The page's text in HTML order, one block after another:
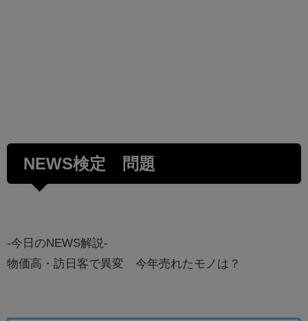
NEWS検定 問題
-今日のNEWS解説-
物価高・訪日客で異変 今年売れたモノは？